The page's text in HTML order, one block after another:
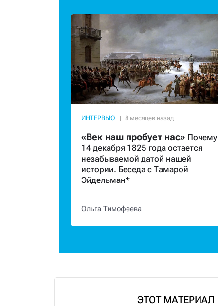
ИНТЕРВЬЮ
«Век наш пробует нас» Почему
14 декабря 1825 года остается
незабываемой датой нашей
истории. Беседа с Тамарой
Эйдельман*
Ольга Тимофеева
ЭТОТ